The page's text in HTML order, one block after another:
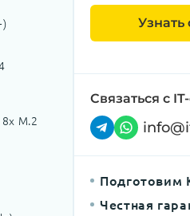
M.2
Узнать
Связаться с
Подготовим
Честная